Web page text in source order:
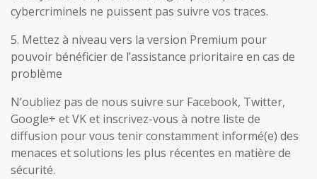
cybercriminels ne puissent pas suivre vos traces.
5. Mettez à niveau vers la version Premium pour
pouvoir bénéficier de l’assistance prioritaire en cas de
problème
N’oubliez pas de nous suivre sur Facebook, Twitter,
Google+ et VK et inscrivez-vous à notre liste de
diffusion pour vous tenir constamment informé(e) des
menaces et solutions les plus récentes en matière de
sécurité.